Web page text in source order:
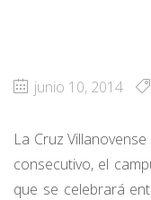
junio 10, 2014
La Cruz
consecutivo, el
que se celebrará